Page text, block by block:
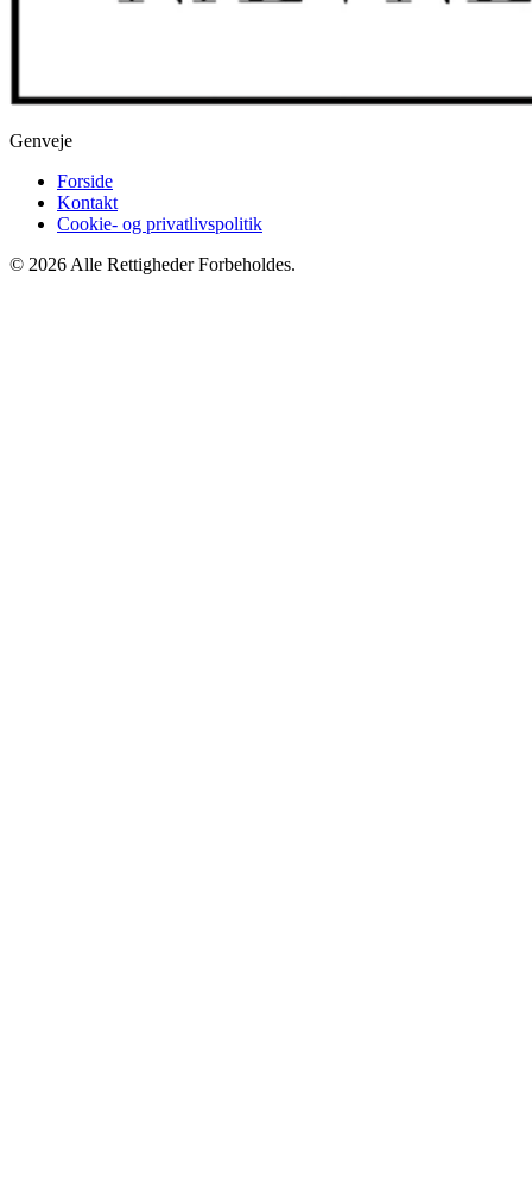
Genveje
Forside
Kontakt
Cookie- og privatlivspolitik
© 2026 Alle Rettigheder Forbeholdes.